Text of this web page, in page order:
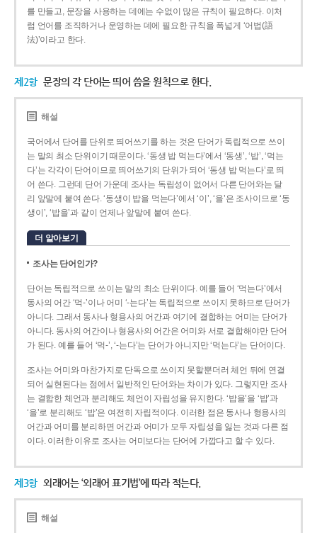
를 만들고, 문장을 사용하는 데에는 수없이 많은 규칙이 필요하다. 이처
럼 언어를 조직하거나 운영하는 데에 필요한 규칙을 폭넓게 ‘어법(語
法)’이라고 한다.
제2항 문장의 각 단어는 띄어 씀을 원칙으로 한다.
해설
국어에서 단어를 단위로 띄어쓰기를 하는 것은 단어가 독립적으로 쓰이
는 말의 최소 단위이기 때문이다. ‘동생 밥 먹는다’에서 ‘동생’, ‘밥’, ‘먹는
다’는 각각이 단어이므로 띄어쓰기의 단위가 되어 ‘동생 밥 먹는다’로 띄
어 쓴다. 그런데 단어 가운데 조사는 독립성이 없어서 다른 단어와는 달
리 앞말에 붙여 쓴다. ‘동생이 밥을 먹는다’에서 ‘이’, ‘을’은 조사이므로 ‘동
생이’, ‘밥을’과 같이 언제나 앞말에 붙여 쓴다.
더 알아보기
조사는 단어인가?
단어는 독립적으로 쓰이는 말의 최소 단위이다. 예를 들어 ‘먹는다’에서
동사의 어간 ‘먹-­’이나 어미 ‘­-는다’는 독립적으로 쓰이지 못하므로 단어가
아니다. 그래서 동사나 형용사의 어간과 여기에 결합하는 어미는 단어가
아니다. 동사의 어간이나 형용사의 어간은 어미와 서로 결합해야만 단어
가 된다. 예를 들어 ‘먹-’, ‘-는다’는 단어가 아니지만 ‘먹는다’는 단어이다.
조사는 어미와 마찬가지로 단독으로 쓰이지 못할뿐더러 체언 뒤에 연결
되어 실현된다는 점에서 일반적인 단어와는 차이가 있다. 그렇지만 조사
는 결합한 체언과 분리해도 체언이 자립성을 유지한다. ‘밥을’을 ‘밥’과
‘을’로 분리해도 ‘밥’은 여전히 자립적이다. 이러한 점은 동사나 형용사의
어간과 어미를 분리하면 어간과 어미가 모두 자립성을 잃는 것과 다른 점
이다. 이러한 이유로 조사는 어미보다는 단어에 가깝다고 할 수 있다.
제3항 외래어는 ‘외래어 표기법’에 따라 적는다.
해설